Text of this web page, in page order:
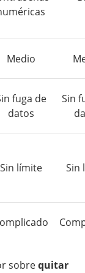
Medio
fuga de
datos
Sin
Sin límite Sin
sobrequitar